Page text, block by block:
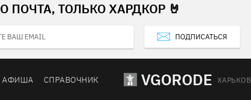
ПОЧТА, ТОЛЬКО ХАРДКОР 🤘
ПОДПИСАТЬСЯ
АФИША СПРАВОЧНИК VGORODE ХАРЬКОВ